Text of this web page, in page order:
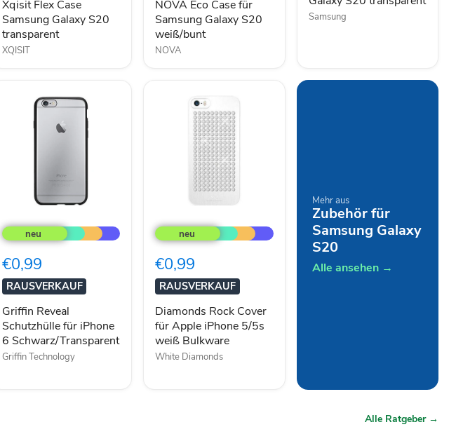
Xqisit Flex Case
Samsung Galaxy S20
transparent
XQISIT
NOVA Eco Case für
Samsung Galaxy S20
weiß/bunt
NOVA
Samsung
Reveal
Schutzhülle
iPhone
6
Schwarz/Transparent
€0,99
RAUSVERKAUF
Griffin Reveal
Schutzhülle für iPhone
6 Schwarz/Transparent
Griffin Technology
Rock
Cover
Apple
iPhone
5/5s
weiß
Bulkware
€0,99
RAUSVERKAUF
Diamonds Rock Cover
für Apple iPhone 5/5s
weiß Bulkware
White Diamonds
Mehr aus
Zubehör für
Samsung Galaxy
S20
Alle ansehen →
Alle Ratgeber →